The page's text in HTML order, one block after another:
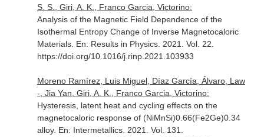
S. S., Giri, A. K., Franco Garcia, Victorino:
Analysis of the Magnetic Field Dependence of the
Isothermal Entropy Change of Inverse Magnetocaloric
Materials. En: Results in Physics. 2021. Vol. 22.
https://doi.org/10.1016/j.rinp.2021.103933
Moreno Ramírez, Luis Miguel, Díaz García, Álvaro, Law
-, Jia Yan, Giri, A. K., Franco Garcia, Victorino:
Hysteresis, latent heat and cycling effects on the
magnetocaloric response of (NiMnSi)0.66(Fe2Ge)0.34
alloy. En: Intermetallics. 2021. Vol. 131.